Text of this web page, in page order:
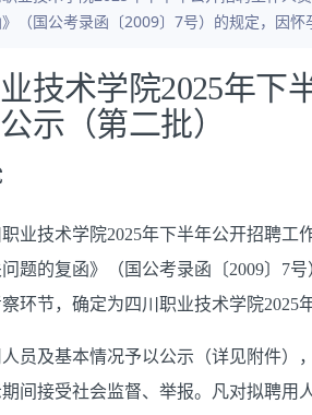
（国公考录函〔2009〕7号）的规定，因
技术学院2025年下
示（第二批）
业技术学院2025年下半年公开招聘
题的复函》（国公考录函〔2009〕7
环节，确定为四川职业技术学院2025
员及基本情况予以公示（详见附件）
期间接受社会监督、举报。凡对拟聘